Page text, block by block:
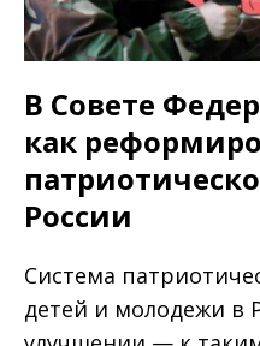
В Совете
как
России
Система
детей и молодежи в